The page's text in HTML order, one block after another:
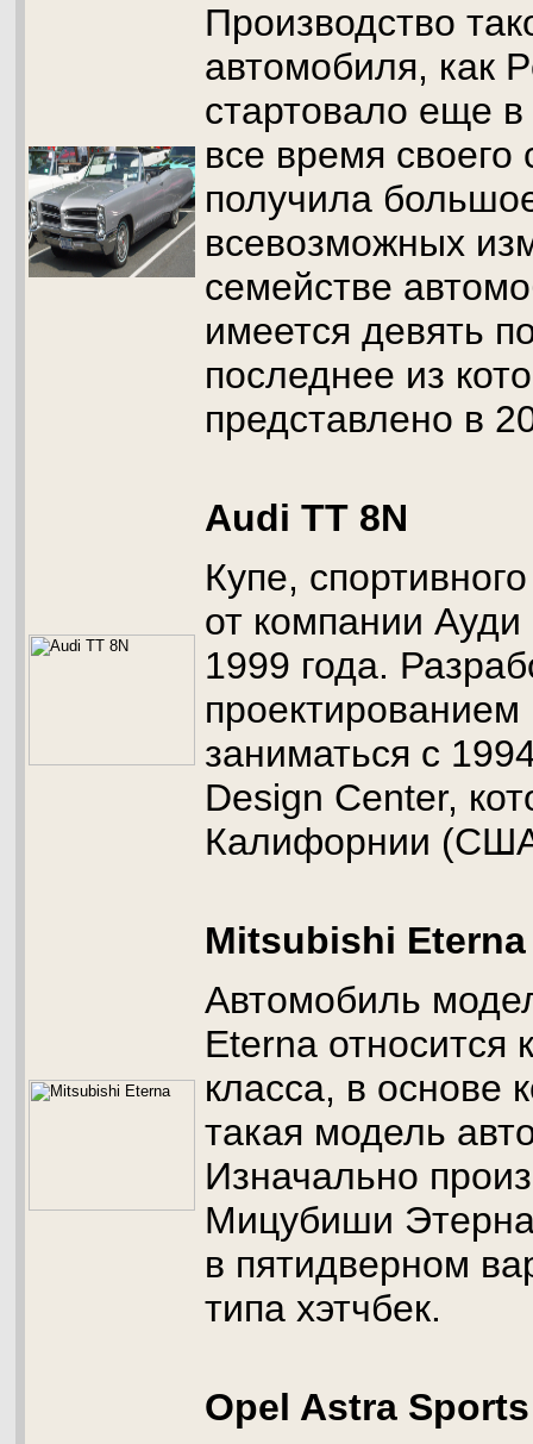
Производство
автомобиля, как
стартовало еще в
все время своего
получила
всевозможных
семействе
имеется девять
последнее из
представлено в
Audi TT 8N
Купе,
от компании Ауди
1999 года.
заниматься с
Design Center,
Калифорнии
Mitsubishi Eterna
Автомобиль
Eterna относится
класса, в основе
такая модель
Изначально
Мицубиши
в пятидверном
типа хэтчбек.
Opel Astra